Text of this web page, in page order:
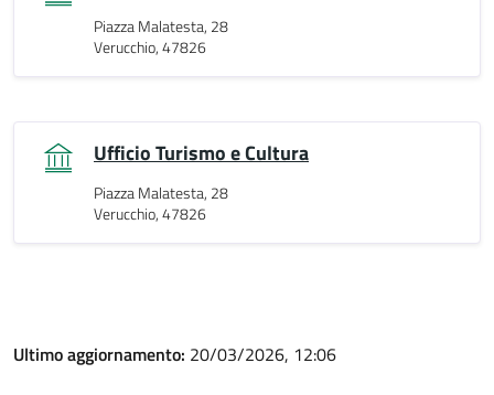
Piazza Malatesta, 28
Verucchio, 47826
Ufficio Turismo e Cultura
Piazza Malatesta, 28
Verucchio, 47826
Ultimo aggiornamento: 20/03/2026, 12:06